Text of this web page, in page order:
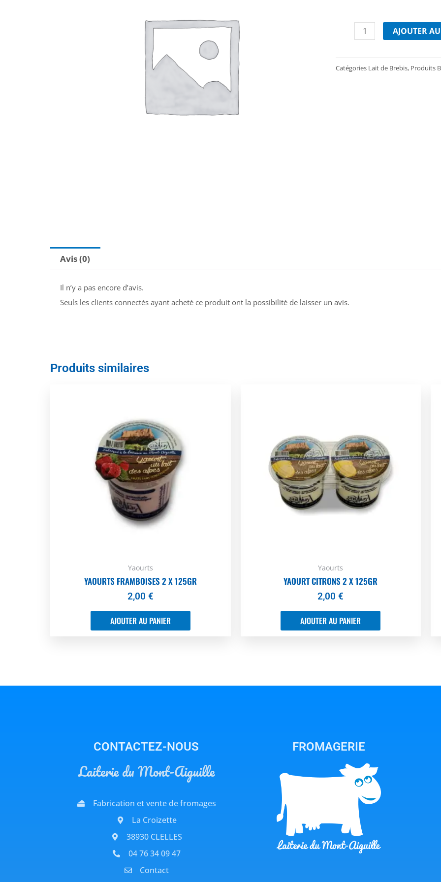
Yaourt
de
AJOUTER
Catégories Lait de Brebis, Produits
Avis (0)
Il n’y a pas encore d’avis.
Seuls les clients connectés ayant acheté ce produit ont la possibilité de laisser un avis.
Produits similaires
Yaourts
YAOURTS FRAMBOISES 2 X 125GR
2,00 €
AJOUTER AU PANIER
Yaourts
YAOURT CITRONS 2 X 125GR
2,00€
AJOUTER AU PANIER
CONTACTEZ-NOUS
Laiterie du Mont-Aiguille
Fabrication et vente de fromages
La Croizette
38930 CLELLES
04 76 34 09 47
Contact
FROMAGERIE